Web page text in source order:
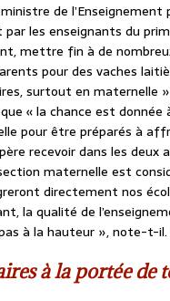
de
les enseignants du
mettre fin à de
pour des vaches
surtout en maternelle
« la chance est
pour être préparés à
recevoir dans les deux
maternelle est
directement nos
la qualité de
à la hauteur », note-t-il.
à la portée de